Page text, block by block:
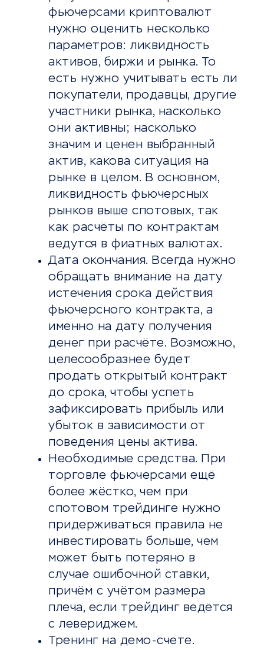
фьючерсами криптовалют
нужно оценить несколько
параметров: ликвидность
активов, биржи и рынка. То
есть нужно учитывать есть ли
покупатели, продавцы, другие
участники рынка, насколько
они активны; насколько
значим и ценен выбранный
актив, какова ситуация на
рынке в целом. В основном,
ликвидность фьючерсных
рынков выше спотовых, так
как расчёты по контрактам
ведутся в фиатных валютах.
Дата окончания. Всегда нужно
обращать внимание на дату
истечения срока действия
фьючерсного контракта, а
именно на дату получения
денег при расчёте. Возможно,
целесообразнее будет
продать открытый контракт
до срока, чтобы успеть
зафиксировать прибыль или
убыток в зависимости от
поведения цены актива.
Необходимые средства. При
торговле фьючерсами ещё
более жёстко, чем при
спотовом трейдинге нужно
придерживаться правила не
инвестировать больше, чем
может быть потеряно в
случае ошибочной ставки,
причём с учётом размера
плеча, если трейдинг ведётся
с левериджем.
Тренинг на демо-счете.